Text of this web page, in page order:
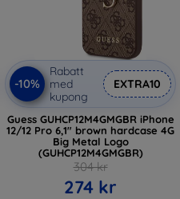
-10%
Rabatt
med
kupong
EXTRA10
Guess GUHCP12M4GMGBR iPhone
12/12 Pro 6,1" brown hardcase 4G
Big Metal Logo
(GUHCP12M4GMGBR)
304 kr
274 kr